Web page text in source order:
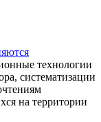
технологии
систематизации
на территории